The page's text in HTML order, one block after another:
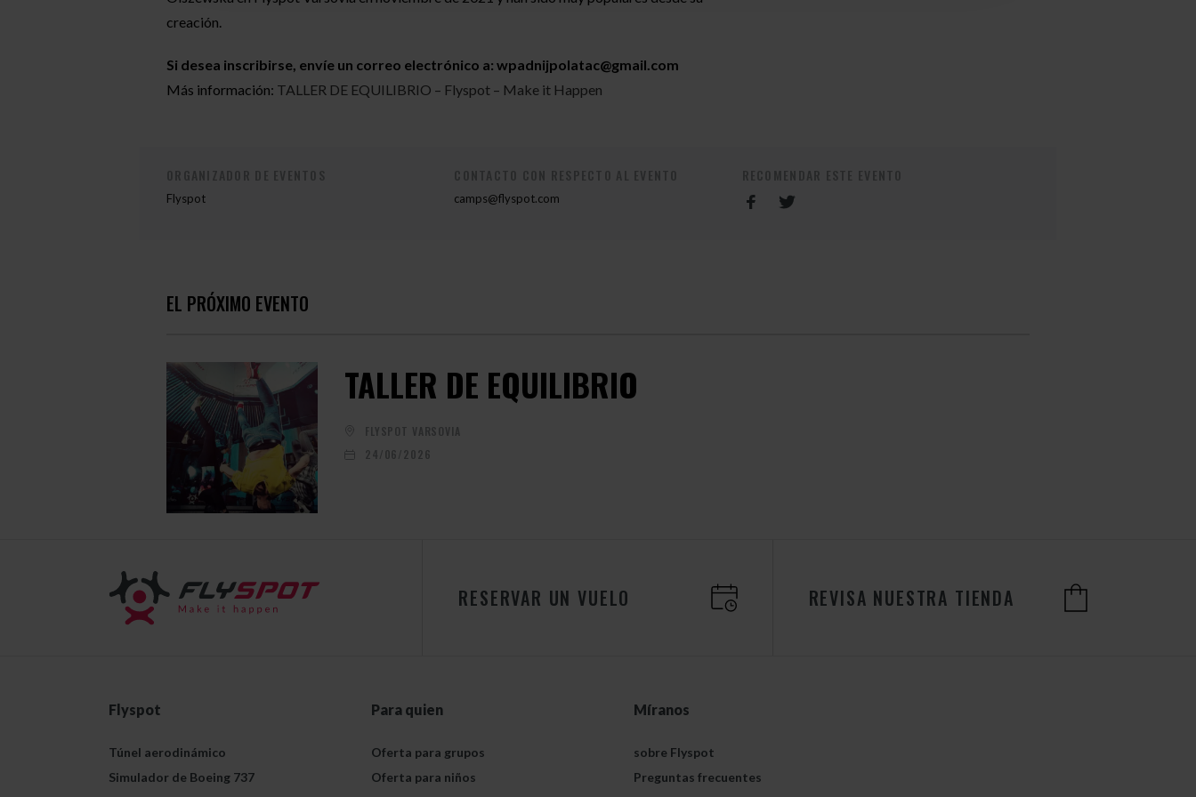
creación.
Si desea inscribirse, envíe un correo electrónico a: wpadnijpolatac@gmail.com
Más información: TALLER DE EQUILIBRIO – Flyspot – Make it Happen
Flyspot camps@flyspot.com
EL PRÓXIMO EVENTO
TALLER DE EQUILIBRIO
FLYSPOT VARSOVIA
24/06/2026
RESERVAR UN VUELO REVISA NUESTRA TIENDA
Flyspot
Túnel aerodinámico
Simulador de Boeing 737
Para quien
Oferta para grupos
Oferta para niños
Míranos
sobre Flyspot
Preguntas frecuentes